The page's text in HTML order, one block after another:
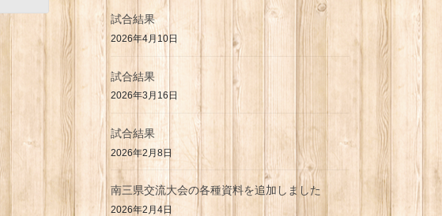
試合結果
2026年4月10日
試合結果
2026年3月16日
試合結果
2026年2月8日
南三県交流大会の各種資料を追加しました
2026年2月4日